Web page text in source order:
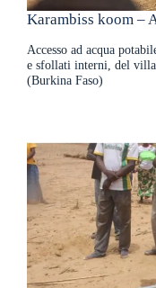
Karambiss koom –
Accesso ad acqua
e sfollati interni, del
(Burkina Faso)